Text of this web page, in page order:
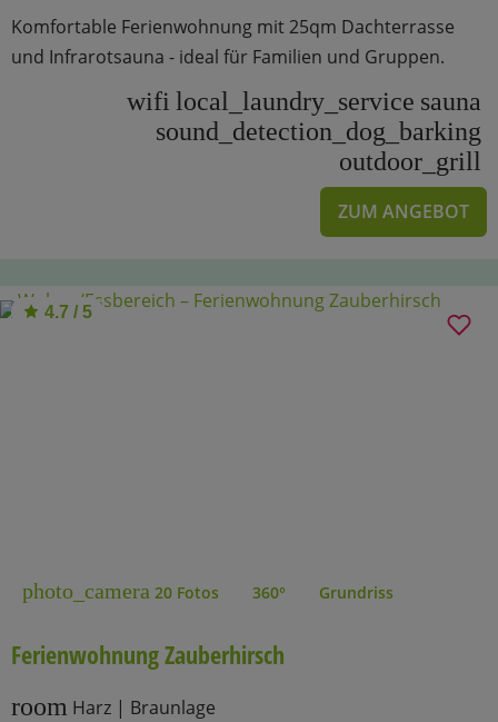
Komfortable Ferienwohnung mit 25qm Dachterrasse
und Infrarotsauna - ideal für Familien und Gruppen.
wifi local_laundry_service sauna
sound_detection_dog_barking
outdoor_grill
ZUM ANGEBOT
4.7 / 5
photo_camera 20 Fotos 360° Grundriss
Ferienwohnung Zauberhirsch
room Harz | Braunlage